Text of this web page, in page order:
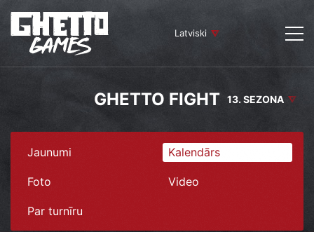
Latviski
GHETTO FIGHT 13. SEZONA
Jaunumi Kalendārs
Foto Video
Par turnīru